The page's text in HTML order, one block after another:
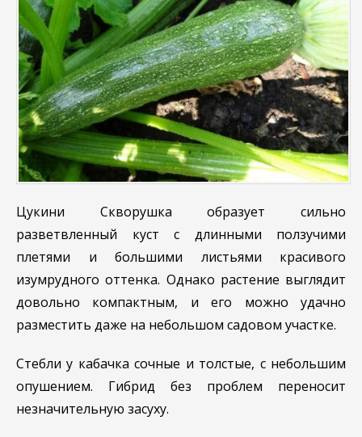
Цукини Скворушка образует сильно
разветвленный куст с длинными ползучими
плетями и большими листьями красивого
изумрудного оттенка. Однако растение выглядит
довольно компактным, и его можно удачно
разместить даже на небольшом садовом участке.
Стебли у кабачка сочные и толстые, с небольшим
опушением. Гибрид без проблем переносит
незначительную засуху.